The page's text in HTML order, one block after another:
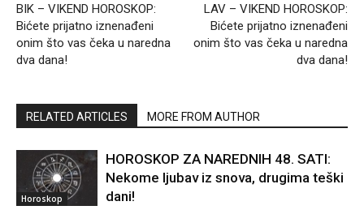
BIK – VIKEND HOROSKOP:
Bićete prijatno iznenađeni
onim što vas čeka u naredna
dva dana!
LAV – VIKEND HOROSKOP:
Bićete prijatno iznenađeni
onim što vas čeka u naredna
dva dana!
RELATED ARTICLES MORE FROM AUTHOR
Horoskop
HOROSKOP ZA NAREDNIH 48. SATI:
Nekome ljubav iz snova, drugima teški
dani!